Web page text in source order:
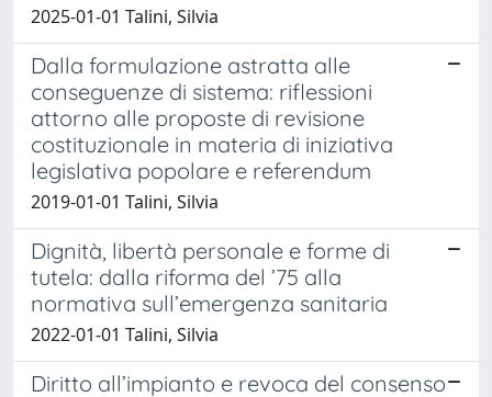
2025-01-01 Talini, Silvia
Dalla formulazione astratta alle
conseguenze di sistema: riflessioni
attorno alle proposte di revisione
costituzionale in materia di iniziativa
legislativa popolare e referendum
2019-01-01 Talini, Silvia
Dignità, libertà personale e forme di
tutela: dalla riforma del ’75 alla
normativa sull’emergenza sanitaria
2022-01-01 Talini, Silvia
Diritto all’impianto e revoca del consenso